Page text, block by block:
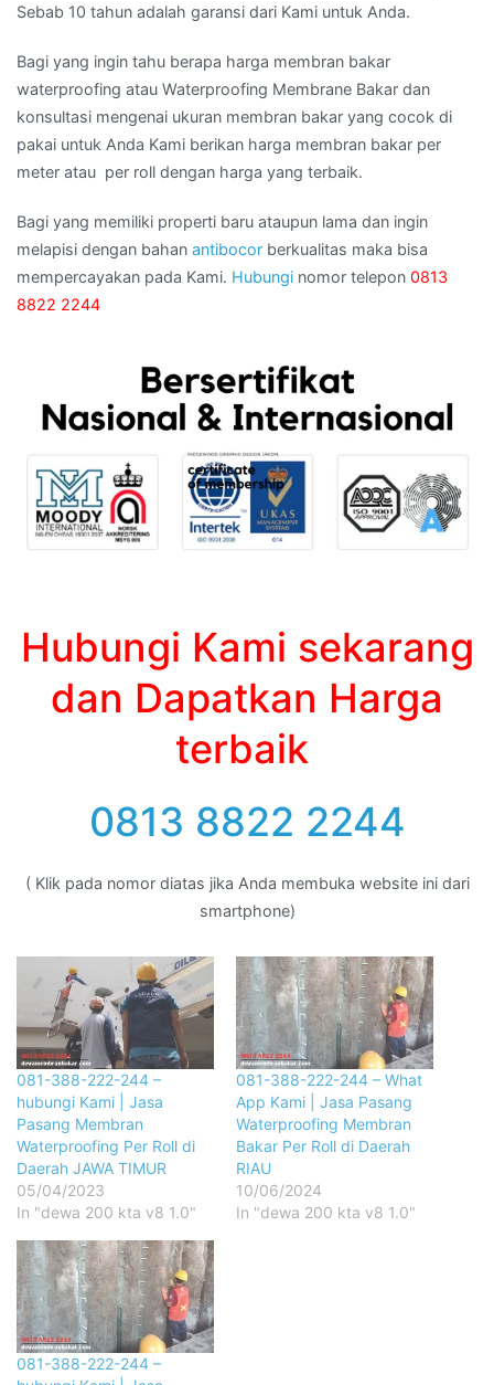
Sebab 10 tahun adalah garansi dari Kami untuk Anda.
Bagi yang ingin tahu berapa harga membran bakar
waterproofing atau Waterproofing Membrane Bakar dan
konsultasi mengenai ukuran membran bakar yang cocok di
pakai untuk Anda Kami berikan harga membran bakar per
meter atau per roll dengan harga yang terbaik.
Bagi yang memiliki properti baru ataupun lama dan ingin
melapisi dengan bahan antibocor berkualitas maka bisa
mempercayakan pada Kami. Hubungi nomor telepon 0813
8822 2244
Hubungi Kami sekarang
dan Dapatkan Harga
terbaik
0813 8822 2244
( Klik pada nomor diatas jika Anda membuka website ini dari
smartphone)
081-388-222-244 –
hubungi Kami | Jasa
Pasang Membran
Waterproofing Per Roll di
Daerah JAWA TIMUR
05/04/2023
In "dewa 200 kta v8 1.0"
081-388-222-244 – What
App Kami | Jasa Pasang
Waterproofing Membran
Bakar Per Roll di Daerah
RIAU
10/06/2024
In "dewa 200 kta v8 1.0"
081-388-222-244 –